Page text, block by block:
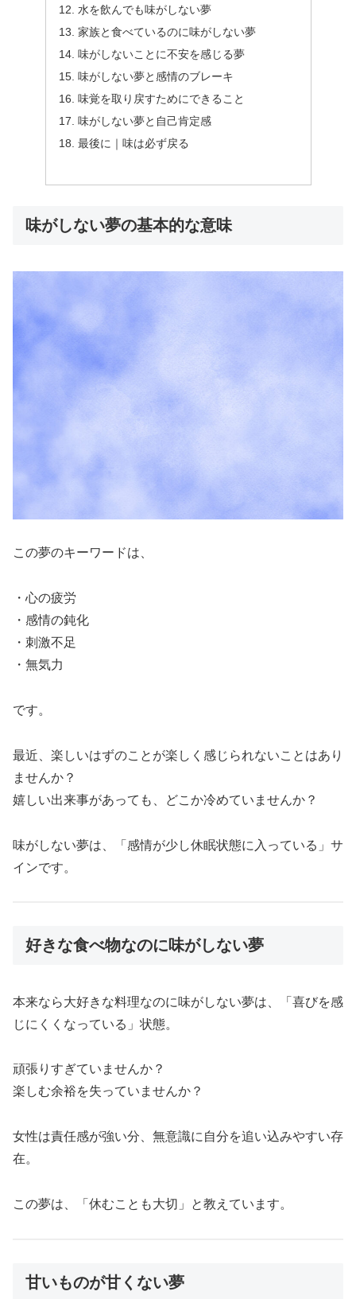
水を飲んでも味がしない夢
家族と食べているのに味がしない夢
味がしないことに不安を感じる夢
味がしない夢と感情のブレーキ
味覚を取り戻すためにできること
味がしない夢と自己肯定感
最後に｜味は必ず戻る
味がしない夢の基本的な意味
この夢のキーワードは、
・心の疲労
・感情の鈍化
・刺激不足
・無気力
です。
最近、楽しいはずのことが楽しく感じられないことはあり
ませんか？
嬉しい出来事があっても、どこか冷めていませんか？
味がしない夢は、「感情が少し休眠状態に入っている」サ
インです。
好きな食べ物なのに味がしない夢
本来なら大好きな料理なのに味がしない夢は、「喜びを感
じにくくなっている」状態。
頑張りすぎていませんか？
楽しむ余裕を失っていませんか？
女性は責任感が強い分、無意識に自分を追い込みやすい存
在。
この夢は、「休むことも大切」と教えています。
甘いものが甘くない夢